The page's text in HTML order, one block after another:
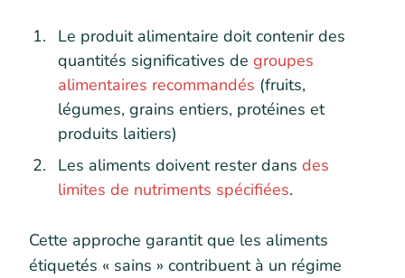
Le produit alimentaire doit contenir des
quantités significatives de groupes
alimentaires recommandés (fruits,
légumes, grains entiers, protéines et
produits laitiers)
Les aliments doivent rester dans des
limites de nutriments spécifiées.
Cette approche garantit que les aliments
étiquetés « sains » contribuent à un régime